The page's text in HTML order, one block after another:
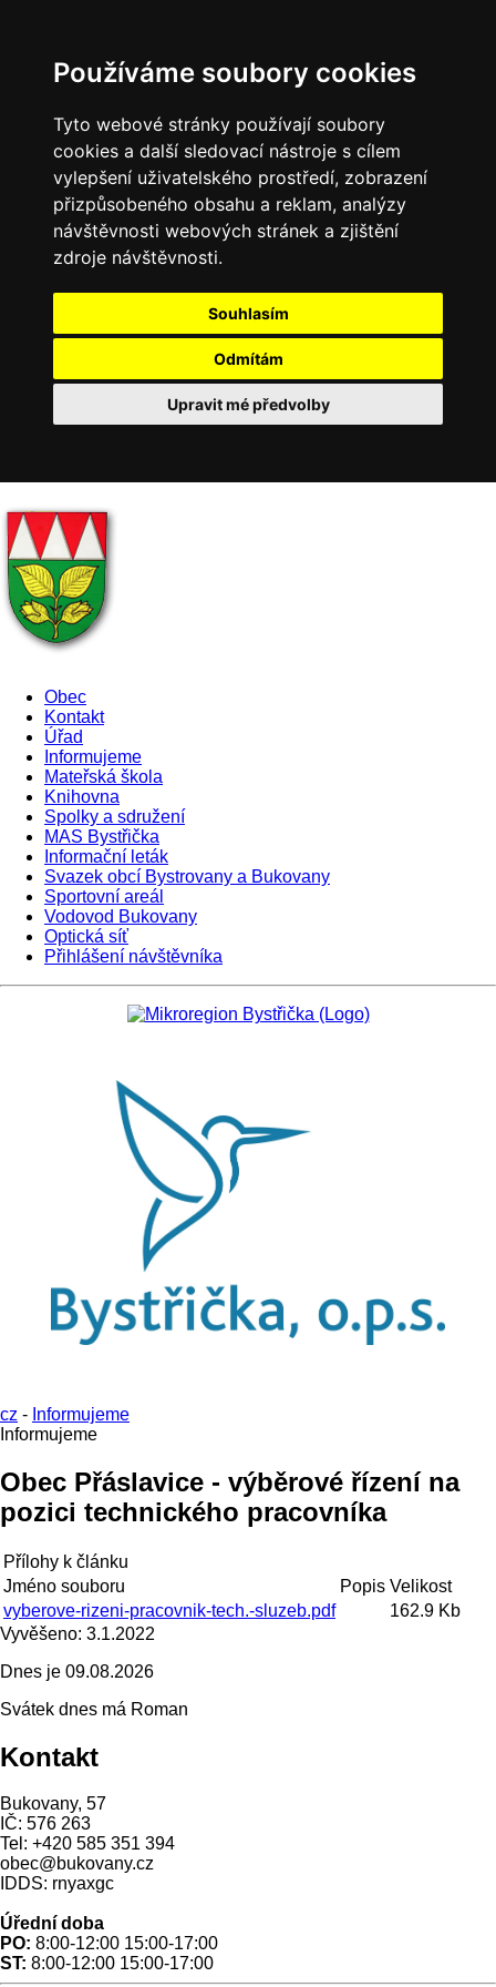
Používáme soubory cookies
Tyto webové stránky používají soubory
cookies a další sledovací nástroje s cílem
vylepšení uživatelského prostředí, zobrazení
přizpůsobeného obsahu a reklam, analýzy
návštěvnosti webových stránek a zjištění
zdroje návštěvnosti.
Souhlasím
Odmítám
Upravit mé předvolby
Obec
Kontakt
Úřad
Informujeme
Mateřská škola
Knihovna
Spolky a sdružení
MAS Bystřička
Informační leták
Svazek obcí Bystrovany a Bukovany
Sportovní areál
Vodovod Bukovany
Optická síť
Přihlášení návštěvníka
cz - Informujeme
Informujeme
Obec Přáslavice - výběrové řízení na
pozici technického pracovníka
Přílohy k článku
Jméno souboru
Popis Velikost
vyberove-rizeni-pracovnik-tech.-sluzeb.pdf
162.9 Kb
Vyvěšeno: 3.1.2022
Dnes je 09.08.2026
Svátek dnes má Roman
Kontakt
Bukovany, 57
IČ: 576 263
Tel: +420 585 351 394
obec@bukovany.cz
IDDS: rnyaxgc
Úřední doba
PO: 8:00-12:00 15:00-17:00
ST: 8:00-12:00 15:00-17:00